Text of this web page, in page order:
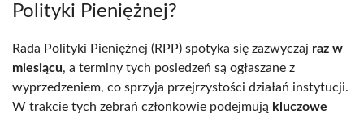
Polityki Pieniężnej?
Rada Polityki Pieniężnej (RPP) spotyka się zazwyczaj raz w
miesiącu, a terminy tych posiedzeń są ogłaszane z
wyprzedzeniem, co sprzyja przejrzystości działań instytucji.
W trakcie tych zebrań członkowie podejmują kluczowe